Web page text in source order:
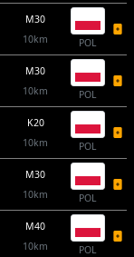
M30
10km
POL
M30
10km
POL
K20
10km
POL
M30
10km
POL
M40
10km
POL